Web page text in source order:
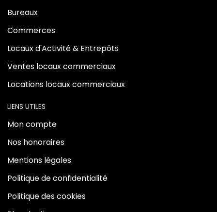
Bureaux
Commerces
Locaux d'Activité & Entrepôts
Ventes locaux commerciaux
Locations locaux commerciaux
LIENS UTILES
Mon compte
Nos honoraires
Mentions légales
Politique de confidentialité
Politique des cookies